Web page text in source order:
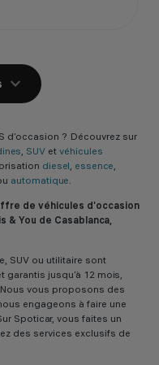
d’occasion ? Découvrez sur
, SUV etvéhicules
diesel, essence,
automatique.
de véhicules d'occasion
You de Casablanca,
SUV ou utilitaire sont
jusqu’à 12 mois,
vous proposons des
engageons à faire une
Spoticar, vous faites un
des services exclusifs de